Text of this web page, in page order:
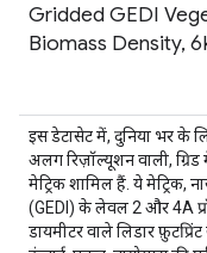
Gridded GEDI
Biomass Density,
इस डेटासेट में, दुनिया भर के
अलग रिज़ॉल्यूशन वाली,
मेट्रिक शामिल हैं. ये मेट्रिक,
(GEDI) के लेवल 2 और 4A
डायमीटर वाले लिडार